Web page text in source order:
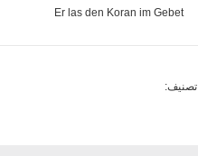
Er las den Koran im Gebet
تصنيف: